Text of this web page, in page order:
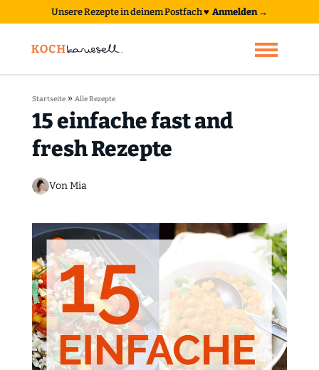
Unsere Rezepte in deinem Postfach♥ Anmelden →
Startseite» Alle Rezepte
15 einfache fast and
fresh Rezepte
Von Mia